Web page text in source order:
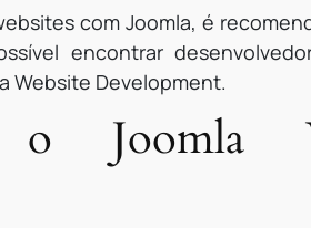
com Joomla, é
encontrar
Website Development.
o Joomla